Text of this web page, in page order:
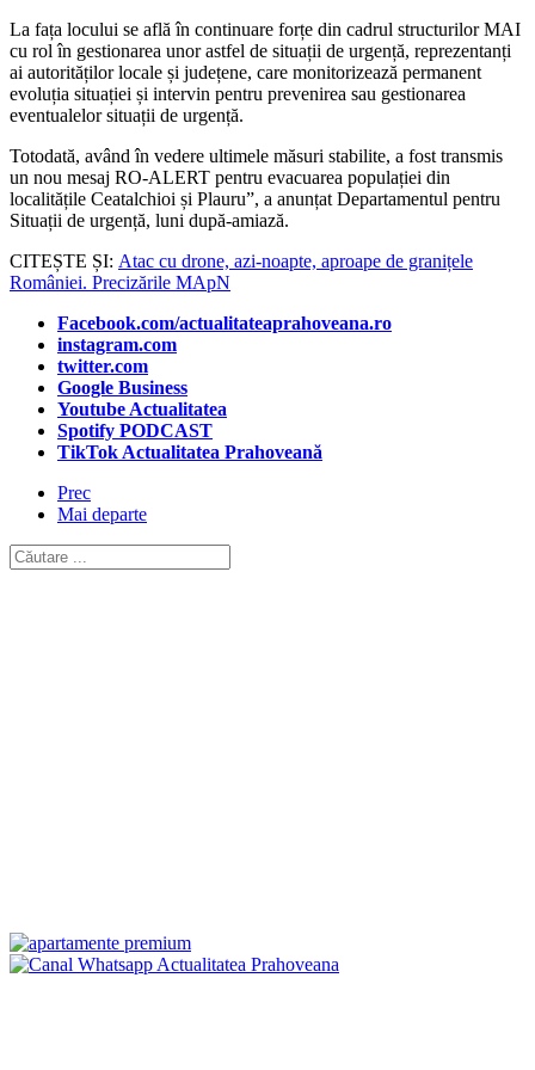
La fața locului se află în continuare forțe din cadrul structurilor MAI
cu rol în gestionarea unor astfel de situații de urgență, reprezentanți
ai autorităților locale și județene, care monitorizează permanent
evoluția situației și intervin pentru prevenirea sau gestionarea
eventualelor situații de urgență.
Totodată, având în vedere ultimele măsuri stabilite, a fost transmis
un nou mesaj RO-ALERT pentru evacuarea populației din
localitățile Ceatalchioi și Plauru”, a anunțat Departamentul pentru
Situații de urgență, luni după-amiază.
CITEȘTE ȘI: Atac cu drone, azi-noapte, aproape de granițele
României. Precizările MApN
Facebook.com/actualitateaprahoveana.ro
instagram.com
twitter.com
Google Business
Youtube Actualitatea
Spotify PODCAST
TikTok Actualitatea Prahoveană
Prec
Mai departe